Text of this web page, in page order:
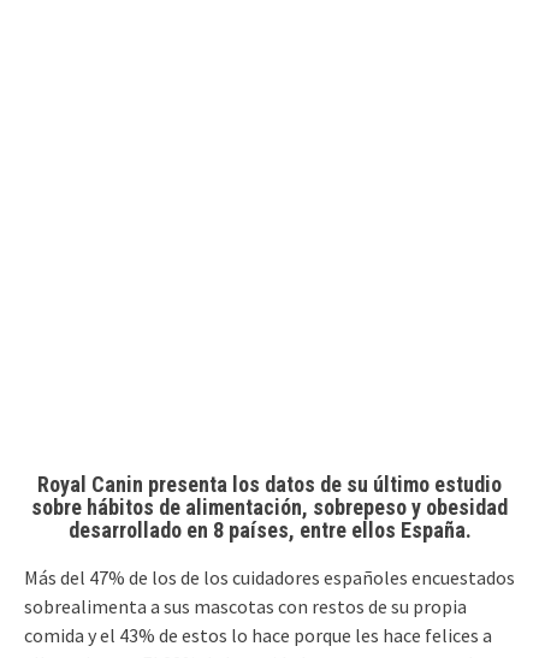
Royal Canin presenta los datos de su último estudio
sobre hábitos de alimentación, sobrepeso y obesidad
desarrollado en 8 países, entre ellos España.
Más del 47% de los de los cuidadores españoles encuestados
sobrealimenta a sus mascotas con restos de su propia
comida y el 43% de estos lo hace porque les hace felices a